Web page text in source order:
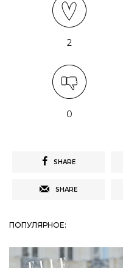
2
0
SHARE
SHARE
ПОПУЛЯРНОЕ: